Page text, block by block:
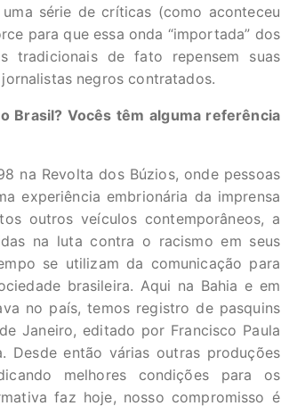
série de críticas (como aconteceu
para que essa onda “importada” dos
tradicionais de fato repensem suas
negros contratados.
Brasil? Vocês têm alguma referência
na Revolta dos Búzios, onde pessoas
experiência embrionária da imprensa
outros veículos contemporâneos, a
na luta contra o racismo em seus
se utilizam da comunicação para
brasileira. Aqui na Bahia e em
no país, temos registro de pasquins
Janeiro, editado por Francisco Paula
Desde então várias outras produções
melhores condições para os
faz hoje, nosso compromisso é